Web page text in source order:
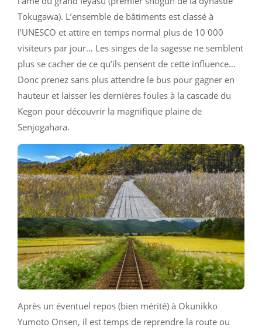
Tokugawa). L’ensemble de bâtiments est classé à
l’UNESCO et attire en temps normal plus de 10 000
visiteurs par jour… Les singes de la sagesse ne semblent
plus se cacher de ce qu’ils pensent de cette influence…
Donc prenez sans plus attendre le bus pour gagner en
hauteur et laisser les dernières foules à la cascade du
Kegon pour découvrir la magnifique plaine de
Senjogahara.
Après un éventuel repos (bien mérité) à Okunikko
Yumoto Onsen, il est temps de reprendre la route ou